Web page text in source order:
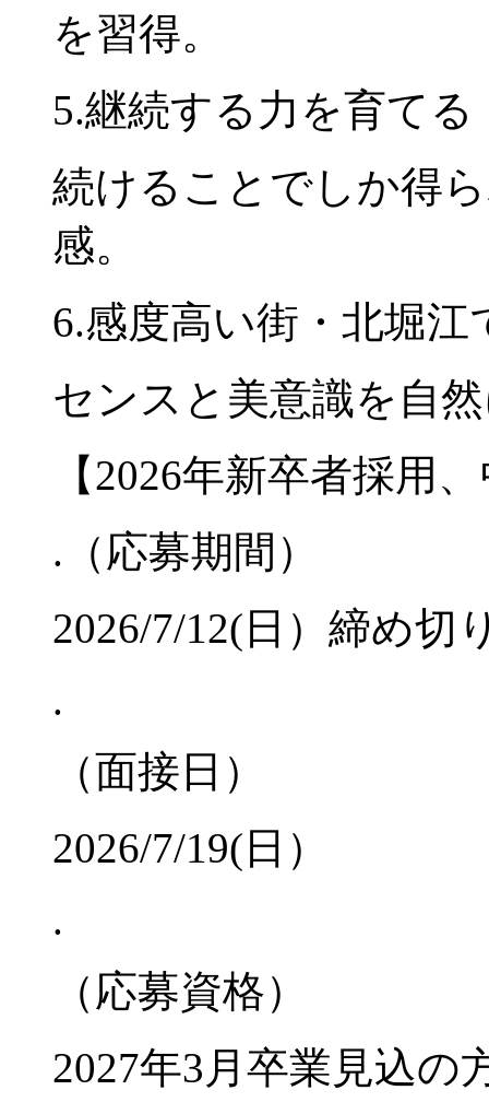
を習得。
5.継続する力を育てる
続けることでしか得
感。
6.感度高い街・北堀江
センスと美意識を自
【2026年新卒者採用
.（応募期間）
2026/7/12(日）締め切
.
（面接日）
2026/7/19(日）
.
（応募資格）
2027年3月卒業見込の